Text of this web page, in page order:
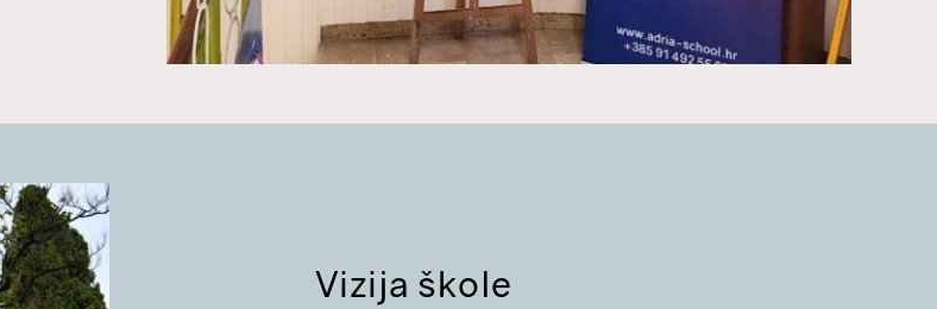
Vizija škole